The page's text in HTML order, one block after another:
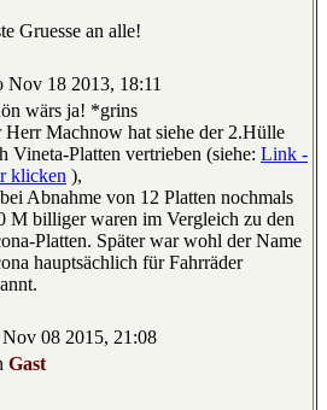
Gruesse an alle!
Nov 18 2013, 18:11
wärs ja! *grins
Herr Machnow hat siehe der 2.Hülle
Vineta-Platten vertrieben (siehe: Link -
klicken ),
Abnahme von 12 Platten nochmals
M billiger waren im Vergleich zu den
Platten. Später war wohl der Name
hauptsächlich für Fahrräder
Nov 08 2015, 21:08
Gast